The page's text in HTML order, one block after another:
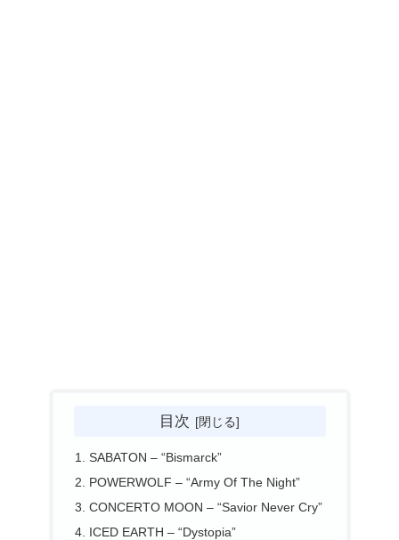
目次
SABATON – “Bismarck”
POWERWOLF – “Army Of The Night”
CONCERTO MOON – “Savior Never Cry”
ICED EARTH – “Dystopia”